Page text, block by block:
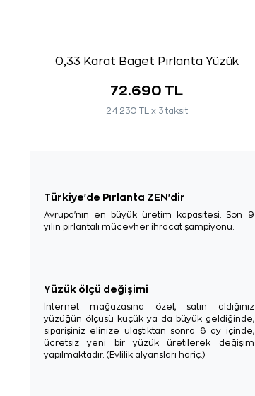
0,33 Karat Baget Pırlanta Yüzük
72.690 TL
24.230 TL x 3 taksit
Türkiye'de Pırlanta ZEN'dir
Avrupa'nın en büyük üretim kapasitesi. Son 9
yılın pırlantalı mücevher ihracat şampiyonu.
Yüzük ölçü değişimi
İnternet mağazasına özel, satın aldığınız
yüzüğün ölçüsü küçük ya da büyük geldiğinde,
siparişiniz elinize ulaştıktan sonra 6 ay içinde,
ücretsiz yeni bir yüzük üretilerek değişim
yapılmaktadır. (Evlilik alyansları hariç.)